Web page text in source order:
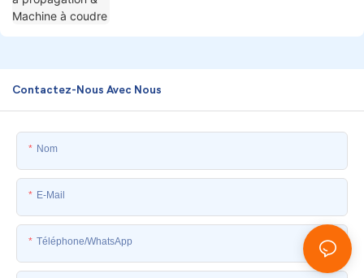
Contactez-Nous Avec Nous
Nom
E-Mail
Téléphone/WhatsApp